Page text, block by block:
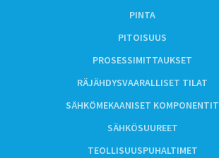
PINTA
PITOISUUS
PROSESSIMITTAUKSET
RÄJÄHDYSVAARALLISET TILAT
SÄHKÖMEKAANISET KOMPONENTIT
SÄHKÖSUUREET
TEOLLISUUSPUHALTIMET